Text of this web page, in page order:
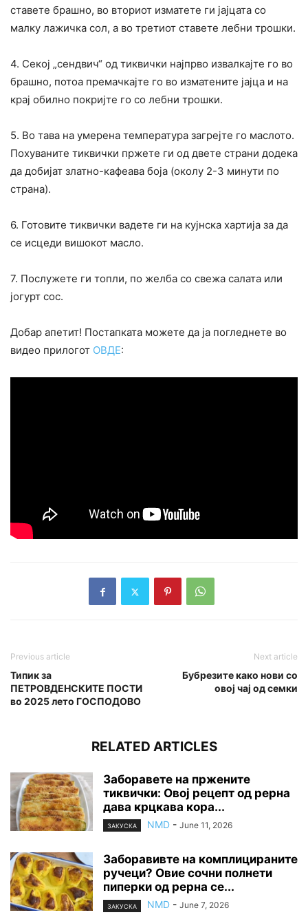
ставете брашно, во вториот изматете ги јајцата со
малку лажичка сол, а во третиот ставете лебни трошки.
4. Секој „сендвич“ од тиквички најпрво извалкајте го во
брашно, потоа премачкајте го во изматените јајца и на
крај обилно покријте го со лебни трошки.
5. Во тава на умерена температура загрејте го маслото.
Похуваните тиквички пржете ги од двете страни додека
да добијат златно-кафеава боја (околу 2-3 минути по
страна).
6. Готовите тиквички вадете ги на кујнска хартија за да
се исцеди вишокот масло.
7. Послужете ги топли, по желба со свежа салата или
јогурт сос.
Добар апетит! Постапката можете да ја погледнете во
видео прилогот ОВДЕ:
Previous article
Типик за
ПЕТРОВДЕНСКИТЕ ПОСТИ
во 2025 лето ГОСПОДОВО
Next article
Бубрезите како нови со
овој чај од семки
RELATED ARTICLES
Заборавете на пржените
тиквички: Овој рецепт од рерна
дава крцкава кора...
ЗАКУСКА NMD - June 11, 2026
Заборавивте на комплицираните
ручеци? Овие сочни полнети
пиперки од рерна се...
ЗАКУСКА NMD - June 7, 2026